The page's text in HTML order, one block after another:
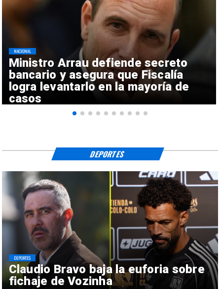
Ministro Arrau defiende secreto
bancario y asegura que Fiscalía
logra levantarlo en la mayoría de
casos
NACIONAL
Claudio Bravo baja la euforia sobre
fichaje de Vozinha
DEPORTES
DEPORTES